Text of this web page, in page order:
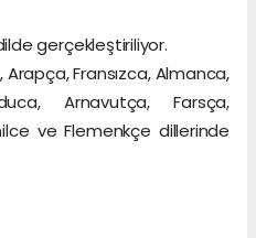
gerçekleştiriliyor.
Arapça, Fransızca, Almanca,
Arnavutça, Farsça,
ve Flemenkçe dillerinde